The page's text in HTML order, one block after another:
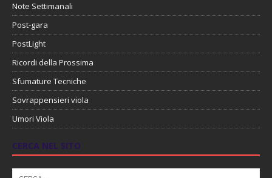
Note Settimanali
Post-gara
PostLight
Ricordi della Prossima
Sfumature Tecniche
Sovrappensieri viola
Umori Viola
CERCA NEL SITO